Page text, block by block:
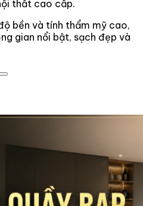
thất cao cấp.
bền và tính thẩm mỹ cao,
gian nổi bật, sạch đẹp và